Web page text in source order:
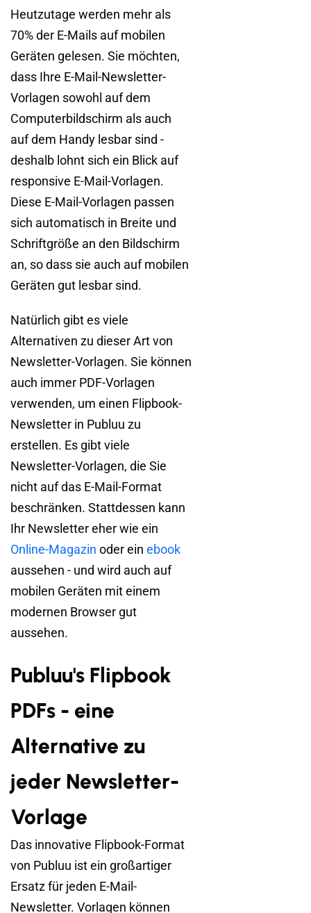
Heutzutage werden mehr als
70% der E-Mails auf mobilen
Geräten gelesen. Sie möchten,
dass Ihre E-Mail-Newsletter-
Vorlagen sowohl auf dem
Computerbildschirm als auch
auf dem Handy lesbar sind -
deshalb lohnt sich ein Blick auf
responsive E-Mail-Vorlagen.
Diese E-Mail-Vorlagen passen
sich automatisch in Breite und
Schriftgröße an den Bildschirm
an, so dass sie auch auf mobilen
Geräten gut lesbar sind.
Natürlich gibt es viele
Alternativen zu dieser Art von
Newsletter-Vorlagen. Sie können
auch immer PDF-Vorlagen
verwenden, um einen Flipbook-
Newsletter in Publuu zu
erstellen. Es gibt viele
Newsletter-Vorlagen, die Sie
nicht auf das E-Mail-Format
beschränken. Stattdessen kann
Ihr Newsletter eher wie ein
Online-Magazin oder ein ebook
aussehen - und wird auch auf
mobilen Geräten mit einem
modernen Browser gut
aussehen.
Publuu's Flipbook
PDFs - eine
Alternative zu
jeder Newsletter-
Vorlage
Das innovative Flipbook-Format
von Publuu ist ein großartiger
Ersatz für jeden E-Mail-
Newsletter. Vorlagen können